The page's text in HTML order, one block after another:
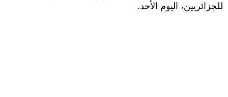
للجزائريين، اليوم الأحد.